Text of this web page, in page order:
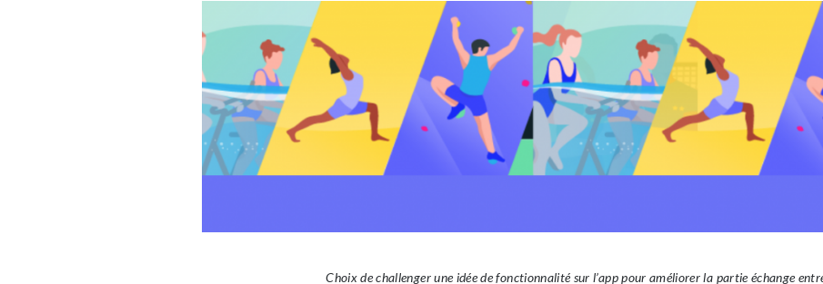
Choix de challenger une idée de fonctionnalité sur l’app pour améliorer la partie échange